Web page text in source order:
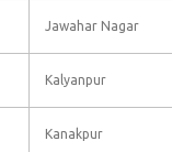
Jawahar Nagar
Kalyanpur
Kanakpur